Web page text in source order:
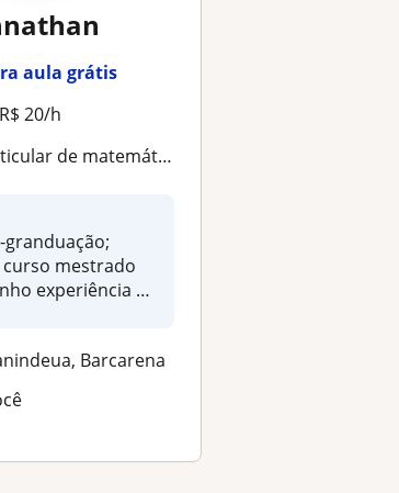
aula grátis
R$ 20/h
Especialista em vestibular, principalmente Enem. 9 anos de experiência
granduação;
mestrado
experiência há
Barcarena